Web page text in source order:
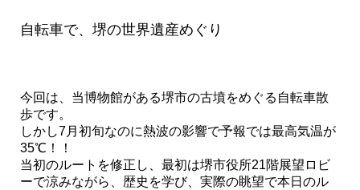
自転車で、堺の世界遺産めぐり
今回は、当博物館がある堺市の古墳をめぐる自転車散
歩です。
しかし7月初旬なのに熱波の影響で予報では最高気温が
35℃！！
当初のルートを修正し、最初は堺市役所21階展望ロビ
ーで涼みながら、歴史を学び、実際の眺望で本日のル